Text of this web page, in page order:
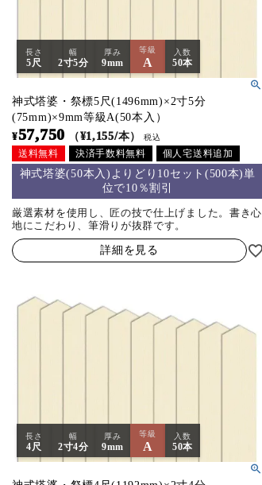
長さ
5尺
幅
2寸5分
厚み
9mm
等級
A
入数
50本
神式塔婆・祭標5尺(1496mm)×2寸5分
(75mm)×9mm等級A(50本入）
¥57,750 （¥1,155/本） 税込
送料無料 決済手数料無料 個人宅送料追加
神式塔婆(50本入)よりどり10セット(500本)単
位で10％割引
厳選素材を使用し、匠の技で仕上げました。書き心
地にこだわり、筆滑りが抜群です。
詳細を見る
長さ
4尺
幅
2寸4分
厚み
9mm
等級
A
入数
50本